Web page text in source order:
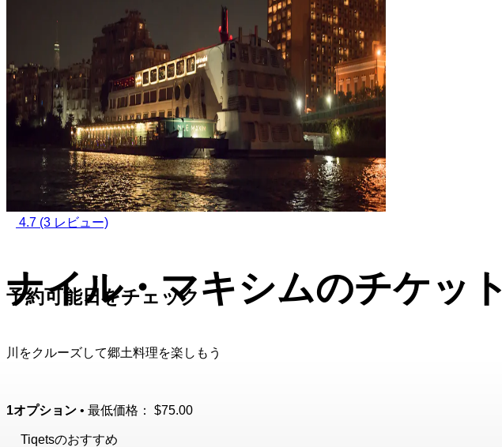
4.7 (3 レビュー)
ナイル・マキシムのチケット
川をクルーズして郷土料理を楽しもう
予約可能日をチェック
1オプション • 最低価格： $75.00
Tiqetsのおすすめ